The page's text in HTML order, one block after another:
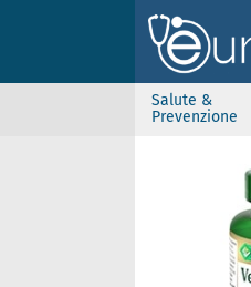
Salute &
Prevenzione